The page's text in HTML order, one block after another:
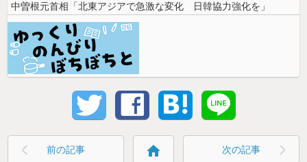
中曽根元首相「北東アジアで急激な変化 日韓協力強化を」
前の記事 home 次の記事